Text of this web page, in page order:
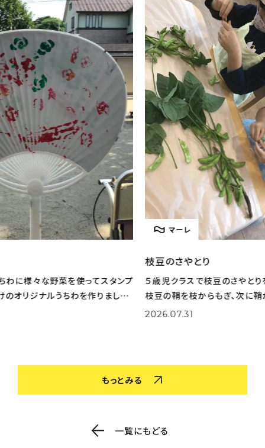
ンプ
た。
マーレ
５歳児クラスで枝豆のさやとりを行いました。 まずは
枝豆の鞘を枝からもぎ、次に鞘から枝豆を出してくれ
ました。 大量の鞘から豆を一生懸命取り出してくれま
とう
りた
もっとみる
一覧にもどる